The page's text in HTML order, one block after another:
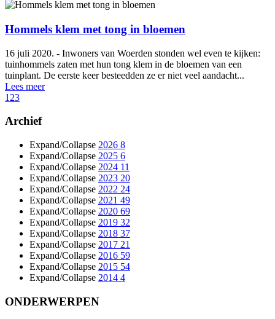
Hommels klem met tong in bloemen
16 juli 2020. - Inwoners van Woerden stonden wel even te kijken:
tuinhommels zaten met hun tong klem in de bloemen van een
tuinplant. De eerste keer besteedden ze er niet veel aandacht...
Lees meer
1 23
Archief
Expand/Collapse 2026 8
Expand/Collapse 2025 6
Expand/Collapse 2024 11
Expand/Collapse 2023 20
Expand/Collapse 2022 24
Expand/Collapse 2021 49
Expand/Collapse 2020 69
Expand/Collapse 2019 32
Expand/Collapse 2018 37
Expand/Collapse 2017 21
Expand/Collapse 2016 59
Expand/Collapse 2015 54
Expand/Collapse 2014 4
ONDERWERPEN